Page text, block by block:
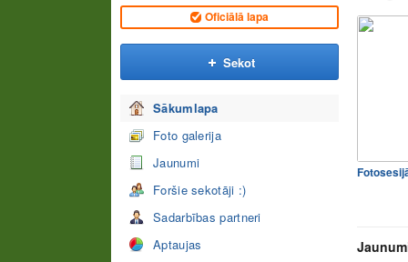
Oficiālā lapa
Sekot
Sākumlapa
Foto galerija
Jaunumi
Foršie sekotāji :)
Sadarbības partneri
Aptaujas